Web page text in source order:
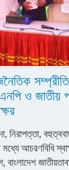
সম্প্রীতি
ও জাতীয়
নিরাপত্তা,
আচরণবিধি